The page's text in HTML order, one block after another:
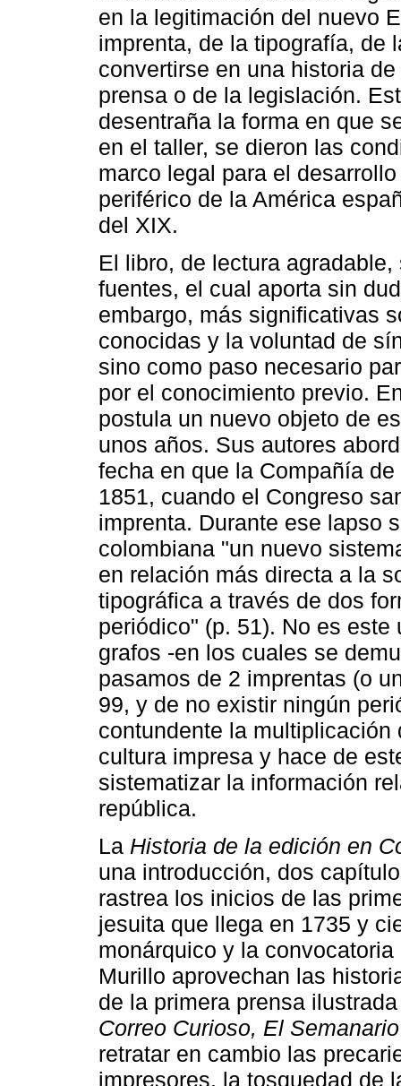
en la legitimación del nuevo
imprenta, de la tipografía, de
convertirse en una historia
prensa o de la legislación.
desentraña la forma en que
en el taller, se dieron las
marco legal para el
periférico de la América
del XIX.
El libro, de lectura
fuentes, el cual aporta sin
embargo, más significativas
conocidas y la voluntad de
sino como paso necesario
por el conocimiento previo.
postula un nuevo objeto de
unos años. Sus autores
fecha en que la Compañía
1851, cuando el Congreso
imprenta. Durante ese lapso
colombiana "un nuevo
en relación más directa a la
tipográfica a través de dos
periódico" (p. 51). No es
grafos -en los cuales se
pasamos de 2 imprentas (o
99, y de no existir ningún
contundente la
cultura impresa y hace de
sistematizar la información
república.
La Historia de la edición en
una introducción, dos
rastrea los inicios de las
jesuita que llega en 1735 y
monárquico y la
Murillo aprovechan las
de la primera prensa
Correo Curioso, El Semanario
retratar en cambio las
impresores, la tosquedad de